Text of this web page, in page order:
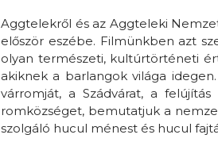
Aggtelekről és az Aggteleki
először eszébe. Filmünkben azt
olyan természeti, kultúrtörténeti
akiknek a barlangok világa
várromját, a Szádvárat, a
romközséget, bemutatjuk a
szolgáló hucul ménest és hucul